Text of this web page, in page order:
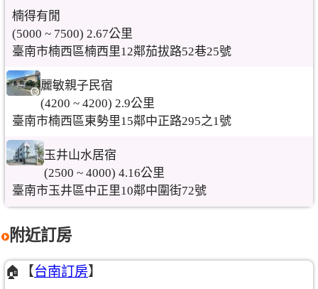
楠得有閒
(5000 ~ 7500) 2.67公里
臺南市楠西區楠西里12鄰茄拔路52巷25號
麗敏親子民宿
(4200 ~ 4200) 2.9公里
臺南市楠西區東勢里15鄰中正路295之1號
玉井山水居宿
(2500 ~ 4000) 4.16公里
臺南市玉井區中正里10鄰中圍街72號
附近訂房
🏠【台南訂房】